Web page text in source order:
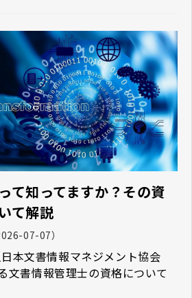
て知ってますか？その資
て解説
07-07）
本文書情報マネジメント協会
文書情報管理士の資格について